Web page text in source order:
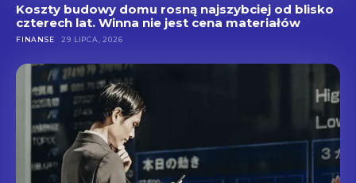
Koszty budowy domu rosną najszybciej od blisko
czterech lat. Winna nie jest cena materiałów
FINANSE 29 LIPCA, 2026